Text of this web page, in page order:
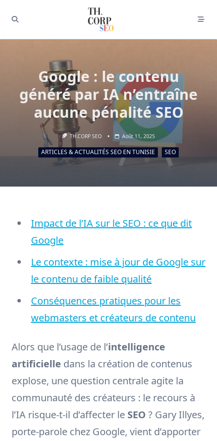
Google : le contenu
généré par IA n’entraîne
aucune pénalité SEO
TH.CORP SEO Août 11, 2025
ARTICLES & ACTUALITÉS SEO EN TUNISIE SEO
Impact de l’IA sur le SEO : ce que dit
Google
Le contexte : mise à jour de Google sur
le contenu de faible qualité
Conséquences pratiques pour les
webmasters et créateurs de contenu
Alors que l’usage de l’intelligence
artificielle dans la création de contenus
explose, une question centrale agite la
communauté des créateurs : le recours à
l’IA risque-t-il d’affecter le SEO ? Gary Illyes,
porte-parole chez Google, vient d’apporter